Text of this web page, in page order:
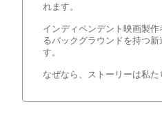
れます。
インディペンデント映画製
るバックグラウンドを持つ新
す。
なぜなら、ストーリーは私た